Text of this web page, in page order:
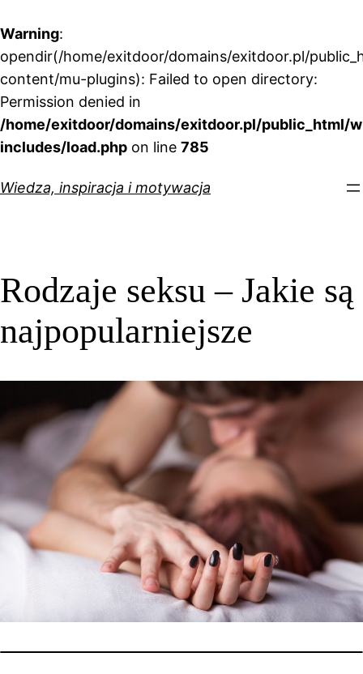
Warning:
opendir(/home/exitdoor/domains/exitdoor.pl/
content/mu-plugins): Failed to open directory:
Permission denied in
/home/exitdoor/domains/exitdoor.pl/public_html/
includes/load.php on line 785
do
Wiedza, inspiracja i motywacja
Rodzaje seksu – Jakie są
najpopularniejsze